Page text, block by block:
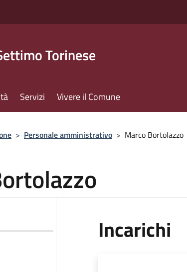
Torinese
Servizi Vivere il Comune
> Personale amministrativo > Marco Bortolazzo
Incarichi